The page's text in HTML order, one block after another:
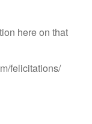
here on that
felicitations/